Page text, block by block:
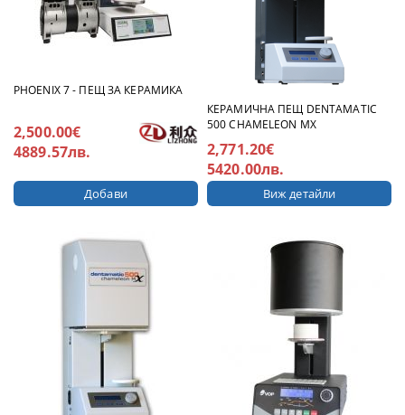
PHOENIX 7 - ПЕЩ ЗА КЕРАМИКА
2,500.00€
4889.57лв.
КЕРАМИЧНА ПЕЩ DENTAMATIC
500 CHAMELEON MX
2,771.20€
5420.00лв.
Виж детайли